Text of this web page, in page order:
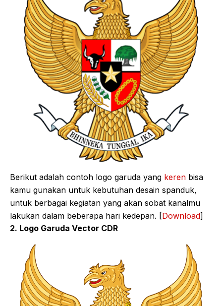
Berikut adalah contoh logo garuda yang keren bisa
kamu gunakan untuk kebutuhan desain spanduk,
untuk berbagai kegiatan yang akan sobat kanalmu
lakukan dalam beberapa hari kedepan. [Download]
2. Logo Garuda Vector CDR